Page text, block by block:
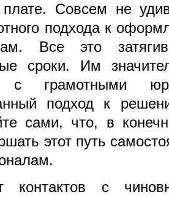
плате. Совсем не
подхода к
Все это
сроки. Им
грамотными
подход к
сами, что, в
этот путь
контактов с